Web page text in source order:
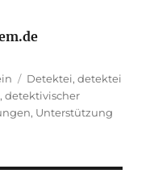
Schlagwörter
Detektei,detektei
,detektivischer
, Unterstützung